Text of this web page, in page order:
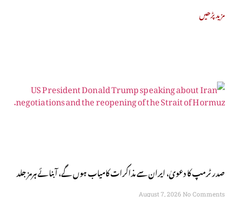
مزید پڑھیں
صدر ٹرمپ کا دعویٰ، ایران سے مذاکرات کامیاب ہوں گے، آبنائے ہرمز جلد
August 7, 2026 No Comments